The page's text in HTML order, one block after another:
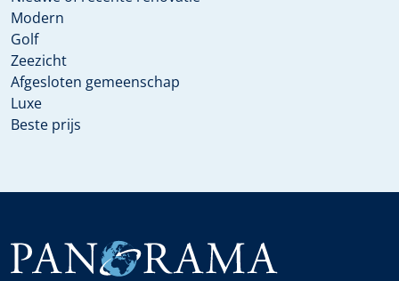
Modern
Golf
Zeezicht
Afgesloten gemeenschap
Luxe
Beste prijs